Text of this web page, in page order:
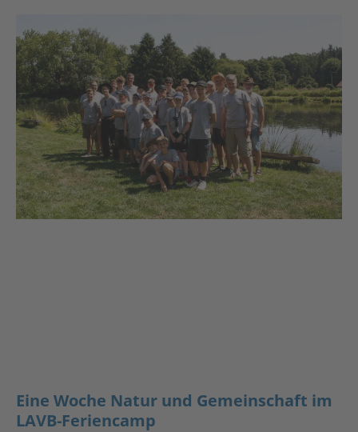
Eine Woche Natur und Gemeinschaft im
LAVB-Feriencamp